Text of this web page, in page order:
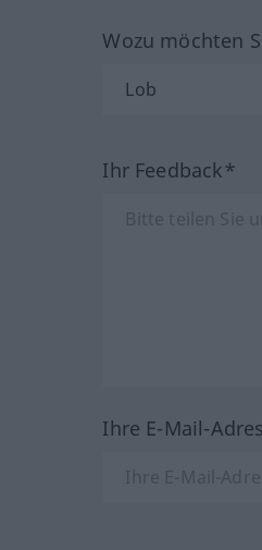
Wozu möchten
Ihr Feedback*
Ihre E-Mail-